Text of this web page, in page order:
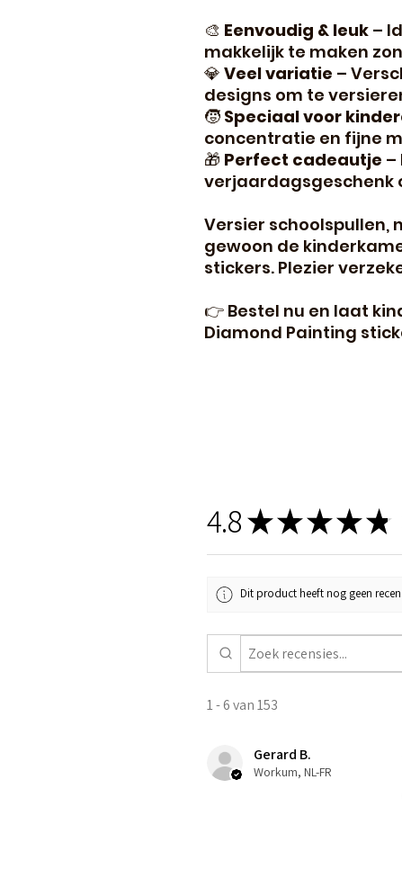
🎨 Eenvoudig & leuk –
makkelijk te maken
💎 Veel variatie –
designs om te
🧒 Speciaal voor
concentratie en fijne
🎁 Perfect cadeautje –
verjaardagsgeschenk
Versier schoolspullen,
gewoon de
stickers. Plezier
👉 Bestel nu en laat
Diamond Painting
4.8★★★★★
Dit product heeft nog geen
1 - 6 van 153
Gerard B.
Workum, NL-FR